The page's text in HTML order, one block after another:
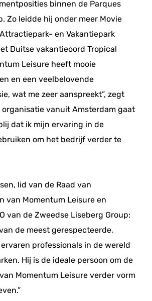
binnen de Parques
Zo leidde hij onder meer Movie
en Vakantiepark
Duitse vakantieoord Tropical
Leisure heeft mooie
en een veelbelovende
wat me zeer aanspreekt”, zegt
organisatie vanuit Amsterdam gaat
dat ik mijn ervaring in de
om het bedrijf verder te
lid van de Raad van
van Momentum Leisure en
van de Zweedse Liseberg Group:
de meest gerespecteerde,
professionals in de wereld
Hij is de ideale persoon om de
Momentum Leisure verder vorm